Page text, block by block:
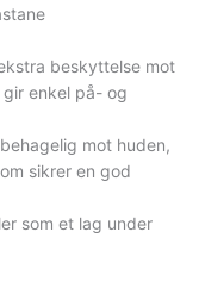
beskyttelse mot
enkel på- og
mot huden,
sikrer en god
som et lag under